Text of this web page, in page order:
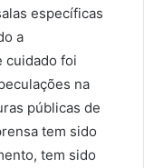
específicas
a
cuidado foi
na
públicas de
tem sido
tem sido